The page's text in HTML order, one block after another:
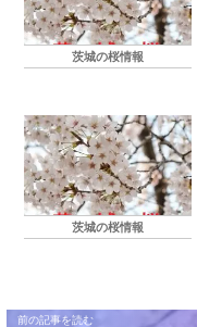
茨城の桜情報
茨城の桜情報